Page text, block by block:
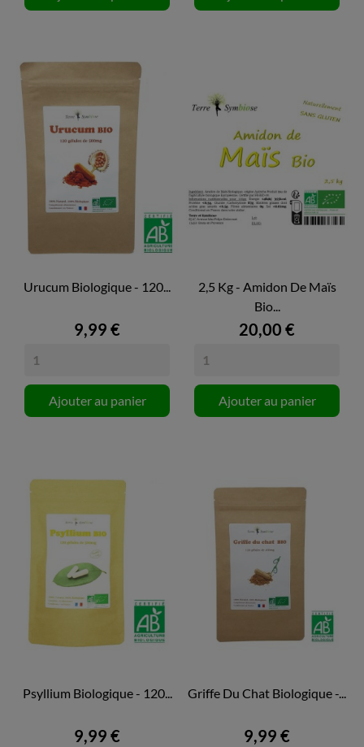
Urucum Biologique - 120...
9,99 €
Ajouter au panier
2,5 Kg - Amidon De Maïs
Bio...
20,00 €
Ajouter au panier
Psyllium Biologique - 120...
9,99 €
Griffe Du Chat Biologique -...
9,99 €